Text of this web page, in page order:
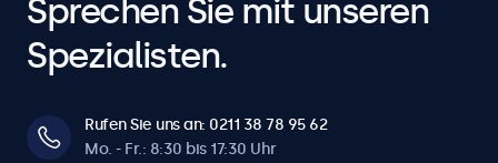
Sprechen Sie mit unseren
Spezialisten.
Rufen Sie uns an: 0211 38 78 95 62
Mo. - Fr.: 8:30 bis 17:30 Uhr